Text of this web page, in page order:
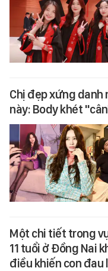
Chị đẹp xứng danh
này: Body khét
Một chi tiết trong
11 tuổi ở Đồng Nai
điều khiến con đau